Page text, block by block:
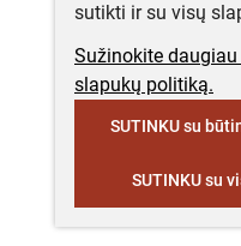
sutikti ir su visų
Sužinokite
slapukų politiką.
SUTINKU su
SUTINKU su